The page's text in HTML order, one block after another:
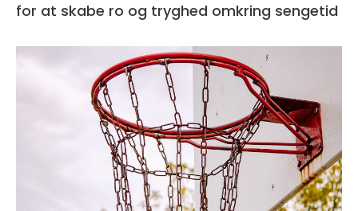
for at skabe ro og tryghed omkring sengetid